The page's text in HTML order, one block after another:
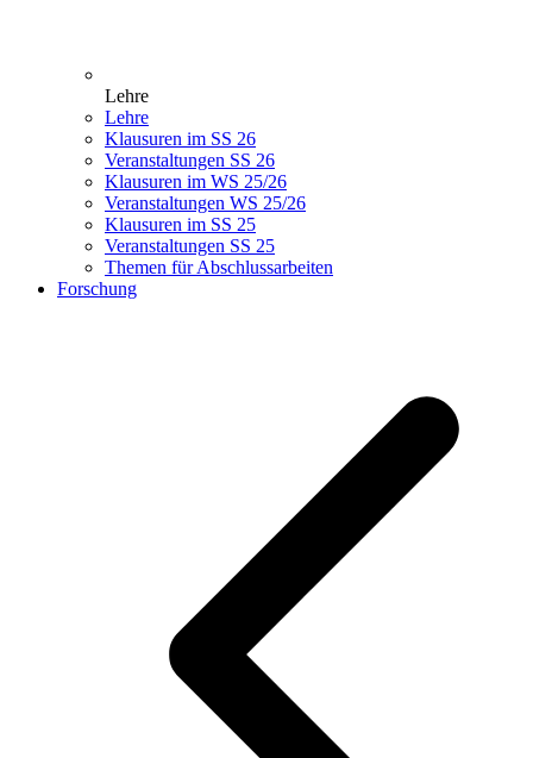
Lehre
Lehre
Klausuren im SS 26
Veranstaltungen SS 26
Klausuren im WS 25/26
Veranstaltungen WS 25/26
Klausuren im SS 25
Veranstaltungen SS 25
Themen für Abschlussarbeiten
Forschung